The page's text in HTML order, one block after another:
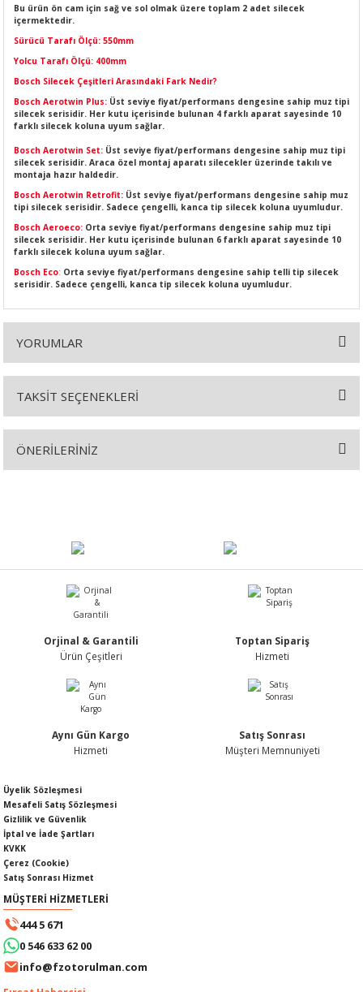
KAPAĞI
Bu ürün ön cam için sağ ve sol olmak üzere toplam 2 adet silecek
içermektedir.
Sürücü Tarafı Ölçü: 550mm
Yolcu Tarafı Ölçü: 400mm
Bosch Silecek Çeşitleri Arasındaki Fark Nedir?
Bosch Aerotwin Plus: Üst seviye fiyat/performans dengesine sahip muz tipi
silecek serisidir. Her kutu içerisinde bulunan 4 farklı aparat sayesinde 10
farklı silecek koluna uyum sağlar.
Bosch Aerotwin Set: Üst seviye fiyat/performans dengesine sahip muz tipi
silecek serisidir. Araca özel montaj aparatı silecekler üzerinde takılı ve
montaja hazır haldedir.
Bosch Aerotwin Retrofit: Üst seviye fiyat/performans dengesine sahip muz
tipi silecek serisidir. Sadece çengelli, kanca tip silecek koluna uyumludur.
Bosch Aeroeco: Orta seviye fiyat/performans dengesine sahip muz tipi
silecek serisidir. Her kutu içerisinde bulunan 6 farklı aparat sayesinde 10
farklı silecek koluna uyum sağlar.
Bosch Eco: Orta seviye fiyat/performans dengesine sahip telli tip silecek
serisidir. Sadece çengelli, kanca tip silecek koluna uyumludur.
YORUMLAR
TAKSİT SEÇENEKLERİ
ÖNERİLERİNİZ
Ürün açıklamasında eksik bilgiler bulunuyor.
Ürün bilgilerinde hatalar bulunuyor.
Ürün fiyatı diğer sitelerden daha pahalı.
Bu ürüne benzer farklı alternatifler olmalı.
Orjinal & Garantili
Ürün Çeşitleri
Toptan Sipariş
Hizmeti
Aynı Gün Kargo
Hizmeti
Satış Sonrası
Müşteri Memnuniyeti
Üyelik Sözleşmesi
Mesafeli Satış Sözleşmesi
Gizlilik ve Güvenlik
İptal ve İade Şartları
KVKK
Çerez (Cookie)
Satış Sonrası Hizmet
MÜŞTERİ HİZMETLERİ
444 5 671
0 546 633 62 00
info@fzotorulman.com